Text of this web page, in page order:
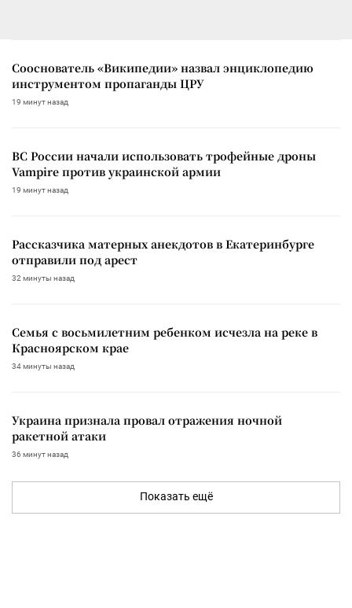
Сооснователь «Википедии» назвал энциклопедию
инструментом пропаганды ЦРУ
19 минут назад
ВС России начали использовать трофейные дроны
Vampire против украинской армии
19 минут назад
Рассказчика матерных анекдотов в Екатеринбурге
отправили под арест
32 минуты назад
Семья с восьмилетним ребенком исчезла на реке в
Красноярском крае
34 минуты назад
Украина признала провал отражения ночной
ракетной атаки
36 минут назад
Показать ещё